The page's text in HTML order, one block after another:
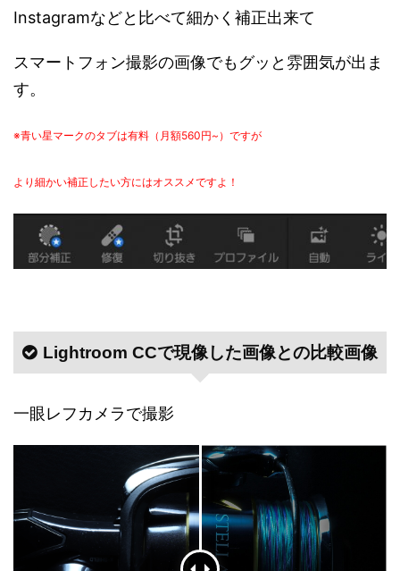
Instagramなどと比べて細かく補正出来て
スマートフォン撮影の画像でもグッと雰囲気が出ま
す。
※青い星マークのタブは有料（月額560円~）ですが
より細かい補正したい方にはオススメですよ！
Lightroom CCで現像した画像との比較画像
一眼レフカメラで撮影